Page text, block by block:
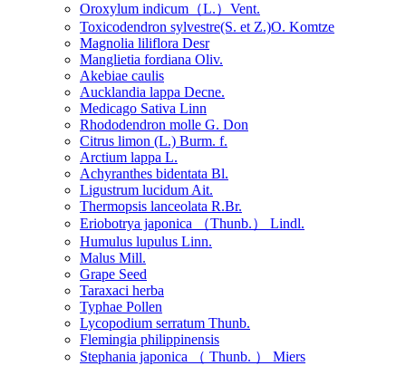
Oroxylum indicum（L.）Vent.
Toxicodendron sylvestre(S. et Z.)O. Komtze
Magnolia liliflora Desr
Manglietia fordiana Oliv.
Akebiae caulis
Aucklandia lappa Decne.
Medicago Sativa Linn
Rhododendron molle G. Don
Citrus limon (L.) Burm. f.
Arctium lappa L.
Achyranthes bidentata Bl.
Ligustrum lucidum Ait.
Thermopsis lanceolata R.Br.
Eriobotrya japonica （Thunb.） Lindl.
Humulus lupulus Linn.
Malus Mill.
Grape Seed
Taraxaci herba
Typhae Pollen
Lycopodium serratum Thunb.
Flemingia philippinensis
Stephania japonica （ Thunb. ） Miers